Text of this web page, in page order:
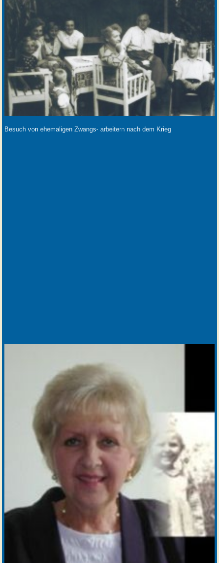
Besuch von ehemaligen Zwangs- arbeitern nach dem Krieg